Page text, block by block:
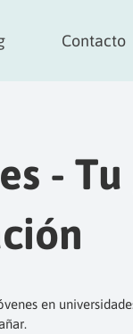
Contacto
-
en